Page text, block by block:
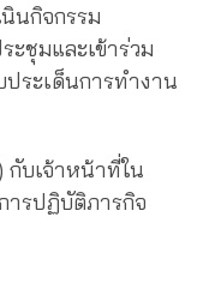
นกิจกรรม
ะชุมและเข้าร่วม
ประเด็นการทำงาน
กับเจ้าหน้าที่ใน
ารปฏิบัติภารกิจ